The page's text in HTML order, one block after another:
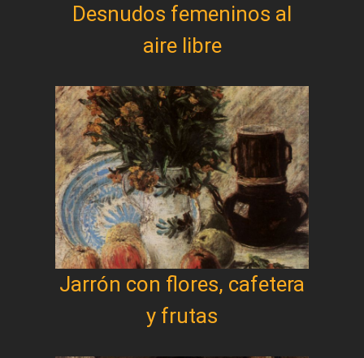
Desnudos femeninos al
aire libre
Jarrón con flores, cafetera
y frutas